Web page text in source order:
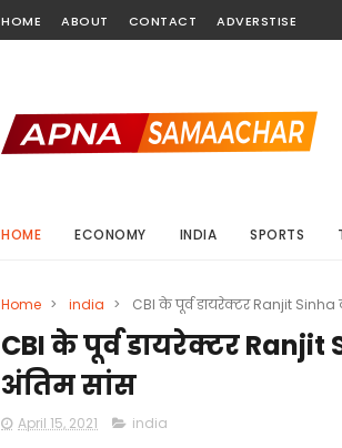
HOME ABOUT CONTACT ADVERSTISE
HOME ECONOMY INDIA SPORTS
Home > india > CBI के पूर्व डायरेक्टर Ranjit Sinha
CBI के पूर्व डायरेक्टर Ranjit
अंतिम सांस
April 15, 2021 india